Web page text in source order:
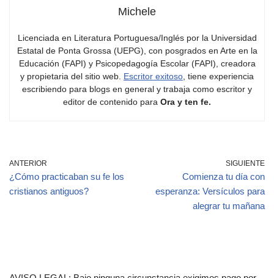
Michele
Licenciada en Literatura Portuguesa/Inglés por la Universidad
Estatal de Ponta Grossa (UEPG), con posgrados en Arte en la
Educación (FAPI) y Psicopedagogía Escolar (FAPI), creadora
y propietaria del sitio web. Escritor exitoso , tiene experiencia
escribiendo para blogs en general y trabaja como escritor y
editor de contenido para Ora y ten fe.
ANTERIOR
¿Cómo practicaban su fe los
cristianos antiguos?
SIGUIENTE
Comienza tu día con
esperanza: Versículos para
alegrar tu mañana